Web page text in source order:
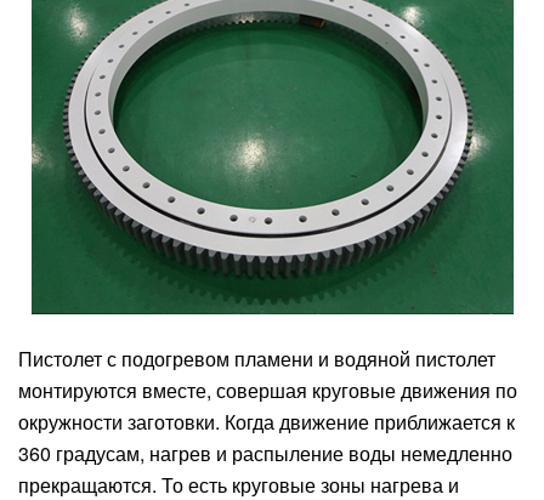
Пистолет с подогревом пламени и водяной пистолет
монтируются вместе, совершая круговые движения по
окружности заготовки. Когда движение приближается к
360 градусам, нагрев и распыление воды немедленно
прекращаются. То есть круговые зоны нагрева и